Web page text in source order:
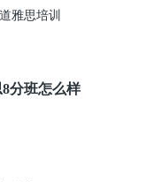
雅思培训
分班怎么样